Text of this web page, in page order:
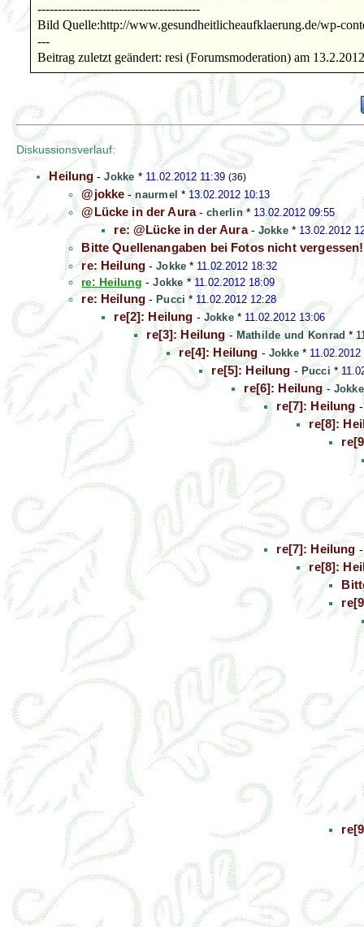
----------------------------------------
Bild Quelle:http://www.gesundheitlicheaufklaerung.de/wp-
---
Beitrag zuletzt geändert: resi (Forumsmoderation) am
Diskussionsverlauf:
Heilung-Jokke * 11.02.2012 11:39 (36)
@jokke -naurmel *13.02.2012 10:13
@Lücke in der Aura-cherlin* 13.02.2012 09:55
re: @Lücke in der Aura- Jokke* 13.02.2012
Bitte Quellenangaben bei Fotos nicht
re: Heilung -Jokke * 11.02.2012 18:32
re: Heilung -Jokke*11.02.2012 18:09
re: Heilung - Pucci * 11.02.2012 12:28
re[2]: Heilung - Jokke* 11.02.2012 13:06
re[3]: Heilung-Mathilde und Konrad *
re[4]: Heilung - Jokke* 11.02.2012
re[5]: Heilung - Pucci *
re[6]: Heilung- Jokke
re[7]: Heilung
re[8]:
re[7]: Heilung
re[8]: